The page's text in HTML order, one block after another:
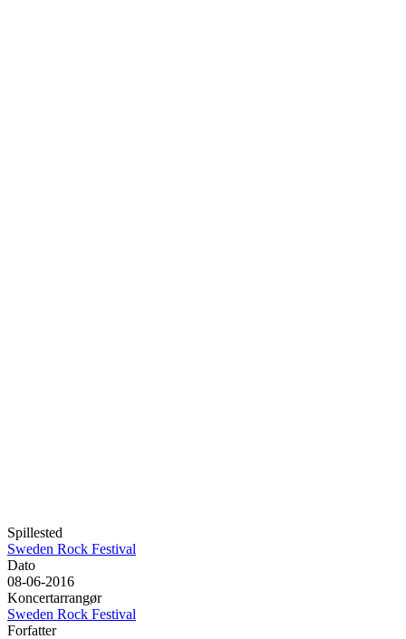
Spillested
Sweden Rock Festival
Dato
08-06-2016
Koncertarrangør
Sweden Rock Festival
Forfatter